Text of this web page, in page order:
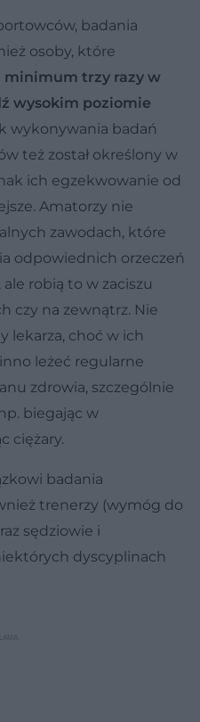
badania
osoby, które
minimum trzy razy w
wysokim poziomie
wykonywania badań
też został określony w
ich egzekwowanie od
Amatorzy nie
zawodach, które
odpowiednich orzeczeń
robią to w zaciszu
czy na zewnątrz. Nie
lekarza, choć w ich
leżeć regularne
zdrowia, szczególnie
biegając w
ciężary.
badania
trenerzy (wymóg do
sędziowie i
dyscyplinach